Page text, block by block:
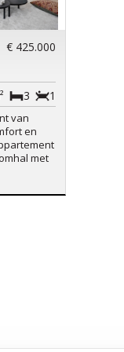
€ 425.000
1
3
van
en
met